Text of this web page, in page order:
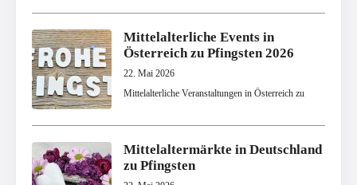
Mittelalterliche Events in
Österreich zu Pfingsten 2026
22. Mai 2026
Mittelalterliche Veranstaltungen in Österreich zu
Mittelaltermärkte in Deutschland
zu Pfingsten